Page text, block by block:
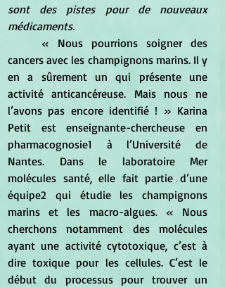
sont des pistes pour de nouveaux
médicaments.
cancers avec les champignons marins. Il y
en a sûrement un qui présente une
activité anticancéreuse. Mais nous ne
l’avons pas encore identifié ! » Karina
Petit est enseignante-chercheuse en
pharmacognosie1 à l’Université de
Nantes. Dans le laboratoire Mer
molécules santé, elle fait partie d’une
équipe2 qui étudie les champignons
marins et les macro-algues. « Nous
cherchons notamment des molécules
ayant une activité cytotoxique, c’est à
dire toxique pour les cellules. C’est le
début du processus pour trouver un